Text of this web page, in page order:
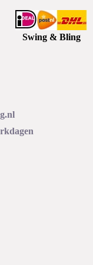
Swing & Bling